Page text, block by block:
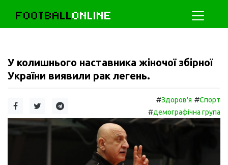
FOOTBALLONLINE
У колишнього наставника жіночої збірної
України виявили рак легень.
#Здоров'я #Спорт
#демографічна група